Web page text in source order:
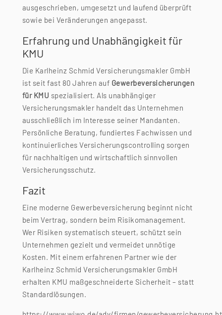
ausgeschrieben, umgesetzt und laufend überprüft
sowie bei Veränderungen angepasst.
Erfahrung und Unabhängigkeit für
KMU
Die Karlheinz Schmid Versicherungsmakler GmbH
ist seit fast 80 Jahren auf Gewerbeversicherungen
für KMU spezialisiert. Als unabhängiger
Versicherungsmakler handelt das Unternehmen
ausschließlich im Interesse seiner Mandanten.
Persönliche Beratung, fundiertes Fachwissen und
kontinuierliches Versicherungscontrolling sorgen
für nachhaltigen und wirtschaftlich sinnvollen
Versicherungsschutz.
Fazit
Eine moderne Gewerbeversicherung beginnt nicht
beim Vertrag, sondern beim Risikomanagement.
Wer Risiken systematisch steuert, schützt sein
Unternehmen gezielt und vermeidet unnötige
Kosten. Mit einem erfahrenen Partner wie der
Karlheinz Schmid Versicherungsmakler GmbH
erhalten KMU maßgeschneiderte Sicherheit – statt
Standardlösungen.